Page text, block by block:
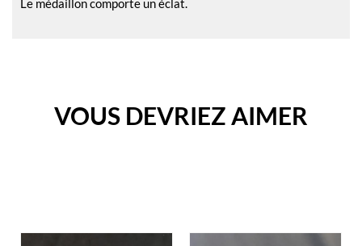
Le médaillon comporte un éclat.
VOUS DEVRIEZ AIMER